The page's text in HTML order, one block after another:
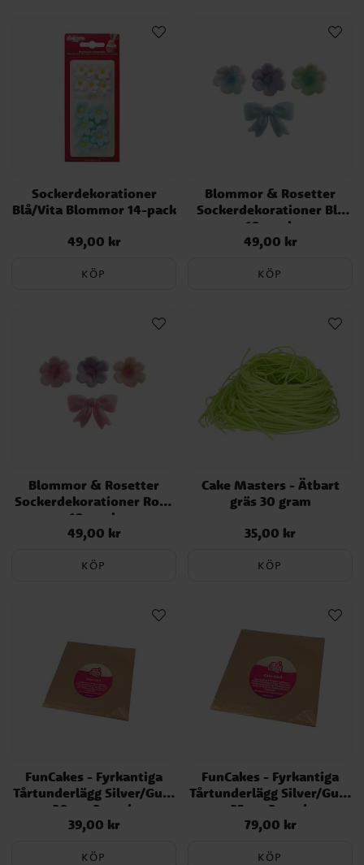
Sockerdekorationer
Blå/Vita Blommor 14-pack
Pris:49,00 kr
49,00 kr
KÖP
Blommor & Rosetter
Sockerdekorationer Blå
10-pack
Pris:49,00 kr
49,00 kr
KÖP
Blommor & Rosetter
Sockerdekorationer Rosa
10-pack
Pris:49,00 kr
49,00 kr
KÖP
Cake Masters - Ätbart
gräs 30 gram
Pris:35,00 kr
35,00 kr
KÖP
FunCakes - Fyrkantiga
Tårtunderlägg Silver/Guld
20 cm 3-pack
Pris:39,00 kr
39,00 kr
KÖP
FunCakes - Fyrkantiga
Tårtunderlägg Silver/Guld
35 cm 3-pack
Pris:79,00 kr
79,00 kr
KÖP